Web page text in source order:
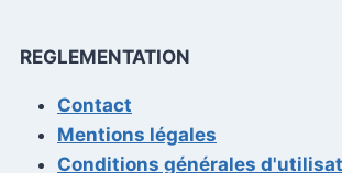
REGLEMENTATION
Contact
Mentions légales
Conditions générales